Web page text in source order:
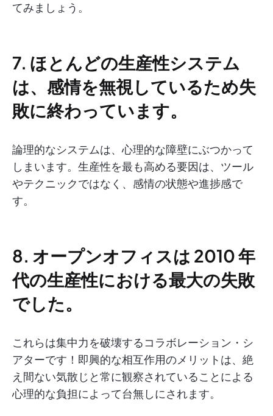
てみましょう。
7. ほとんどの生産性システム
は、感情を無視しているため失
敗に終わっています。
論理的なシステムは、心理的な障壁にぶつかって
しまいます。生産性を最も高める要因は、ツール
やテクニックではなく、感情の状態や進捗感で
す。
8. オープンオフィスは 2010 年
代の生産性における最大の失敗
でした。
これらは集中力を破壊するコラボレーション・シ
アターです！即興的な相互作用のメリットは、絶
え間ない気散じと常に観察されていることによる
心理的な負担によって台無しにされます。